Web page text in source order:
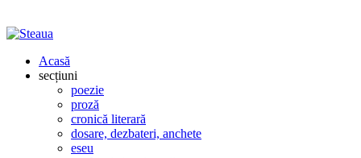
Acasă
secțiuni
poezie
proză
cronică literară
dosare, dezbateri, anchete
eseu